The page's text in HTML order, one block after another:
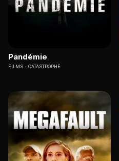
Pandémie
FILMS CATASTROPHE